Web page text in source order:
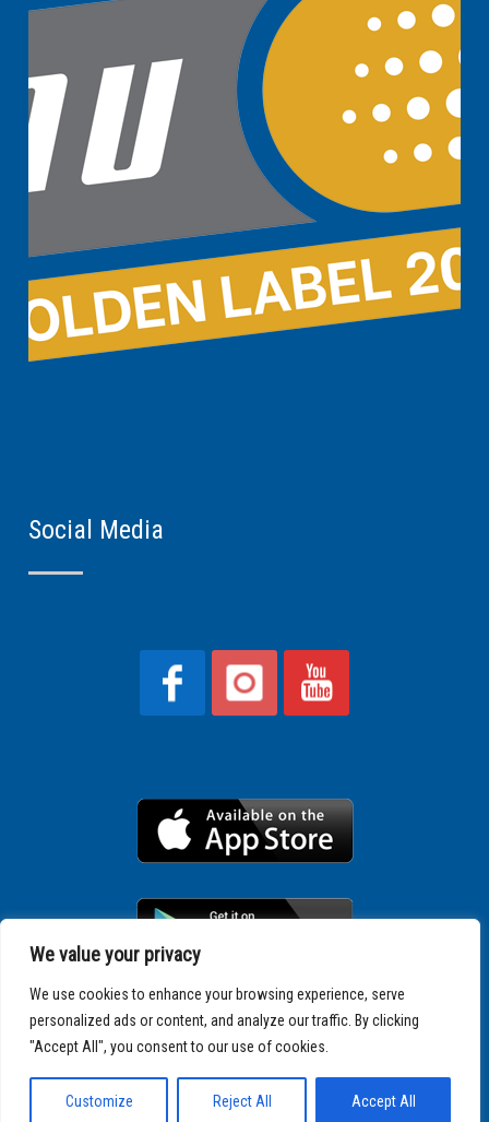
We value your privacy
We use cookies to enhance your browsing experience, serve
personalized ads or content, and analyze our traffic. By clicking
"Accept All", you consent to our use of cookies.
Customize Reject All Accept All
Social Media
Copyright © 2025 SPARTATHLON